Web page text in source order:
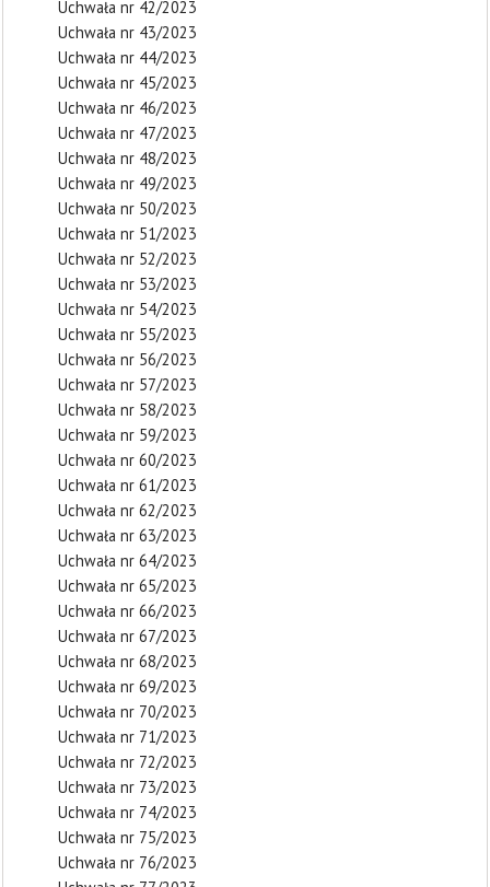
Uchwała nr 42/2023
Uchwała nr 43/2023
Uchwała nr 44/2023
Uchwała nr 45/2023
Uchwała nr 46/2023
Uchwała nr 47/2023
Uchwała nr 48/2023
Uchwała nr 49/2023
Uchwała nr 50/2023
Uchwała nr 51/2023
Uchwała nr 52/2023
Uchwała nr 53/2023
Uchwała nr 54/2023
Uchwała nr 55/2023
Uchwała nr 56/2023
Uchwała nr 57/2023
Uchwała nr 58/2023
Uchwała nr 59/2023
Uchwała nr 60/2023
Uchwała nr 61/2023
Uchwała nr 62/2023
Uchwała nr 63/2023
Uchwała nr 64/2023
Uchwała nr 65/2023
Uchwała nr 66/2023
Uchwała nr 67/2023
Uchwała nr 68/2023
Uchwała nr 69/2023
Uchwała nr 70/2023
Uchwała nr 71/2023
Uchwała nr 72/2023
Uchwała nr 73/2023
Uchwała nr 74/2023
Uchwała nr 75/2023
Uchwała nr 76/2023